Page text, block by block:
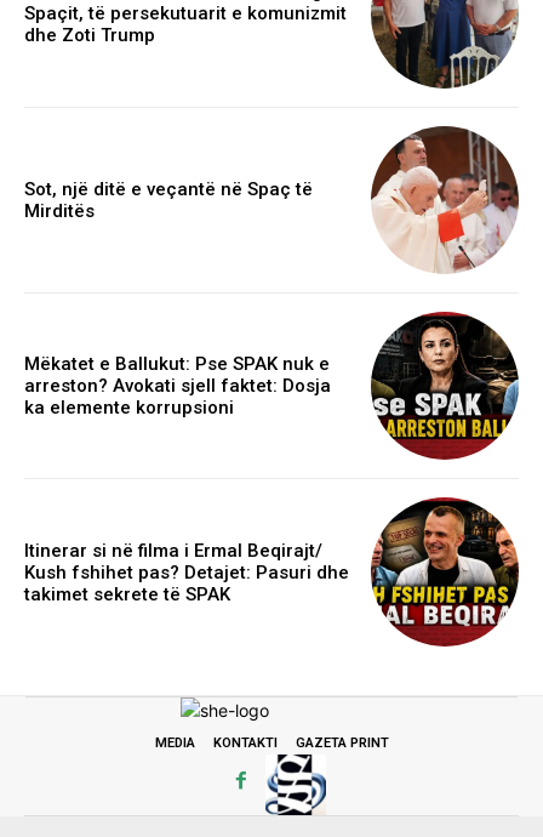
Spaçit, të persekutuarit e komunizmit
dhe Zoti Trump
Sot, një ditë e veçantë në Spaç të
Mirditës
Mëkatet e Ballukut: Pse SPAK nuk e
arreston? Avokati sjell faktet: Dosja
ka elemente korrupsioni
Itinerar si në filma i Ermal Beqirajt/
Kush fshihet pas? Detajet: Pasuri dhe
takimet sekrete të SPAK
MEDIA KONTAKTI GAZETA PRINT